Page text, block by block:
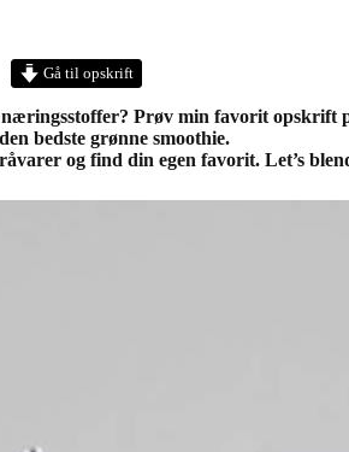
Gå til opskrift
Prøv min favorit opskrift
bedste grønne smoothie.
og find din egen favorit. Let’s